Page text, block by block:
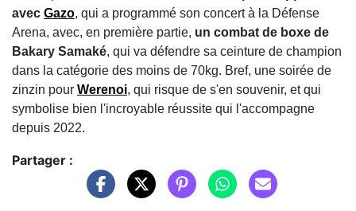
avec Gazo, qui a programmé son concert à la Défense
Arena, avec, en première partie, un combat de boxe de
Bakary Samaké, qui va défendre sa ceinture de champion
dans la catégorie des moins de 70kg. Bref, une soirée de
zinzin pour Werenoi, qui risque de s'en souvenir, et qui
symbolise bien l'incroyable réussite qui l'accompagne
depuis 2022.
Partager :